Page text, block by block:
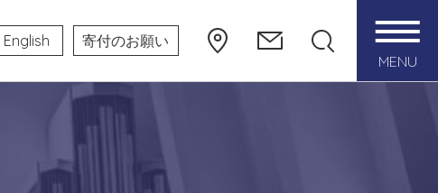
English
寄付のお願い
MENU